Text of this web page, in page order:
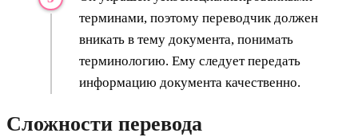
терминами, поэтому переводчик должен
вникать в тему документа, понимать
терминологию. Ему следует передать
информацию документа качественно.
Сложности перевода